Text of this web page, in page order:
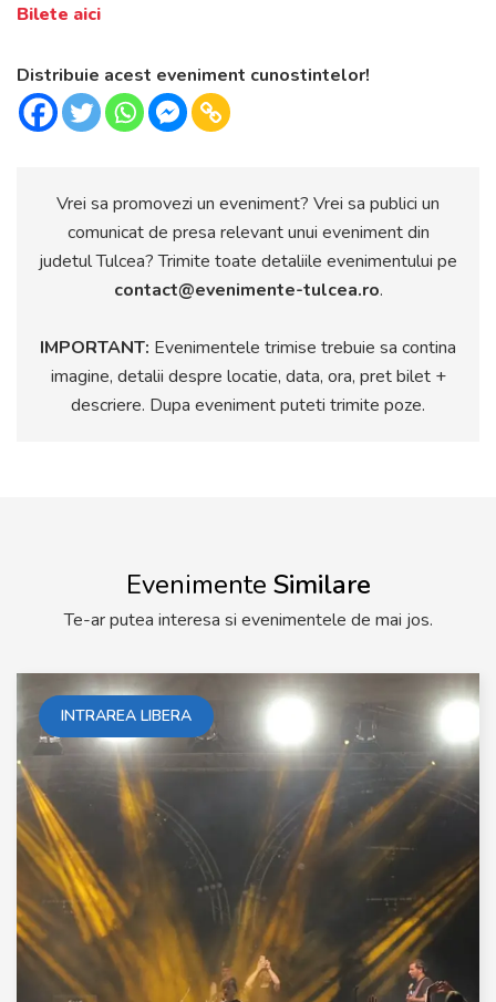
Bilete aici
Distribuie acest eveniment cunostintelor!
Vrei sa promovezi un eveniment? Vrei sa publici un
comunicat de presa relevant unui eveniment din
judetul Tulcea? Trimite toate detaliile evenimentului pe
contact@evenimente-tulcea.ro.
IMPORTANT: Evenimentele trimise trebuie sa contina
imagine, detalii despre locatie, data, ora, pret bilet +
descriere. Dupa eveniment puteti trimite poze.
Evenimente Similare
Te-ar putea interesa si evenimentele de mai jos.
INTRAREA LIBERA